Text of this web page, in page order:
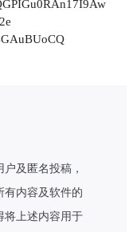
及匿名投稿，
有内容及软件的
将上述内容用于